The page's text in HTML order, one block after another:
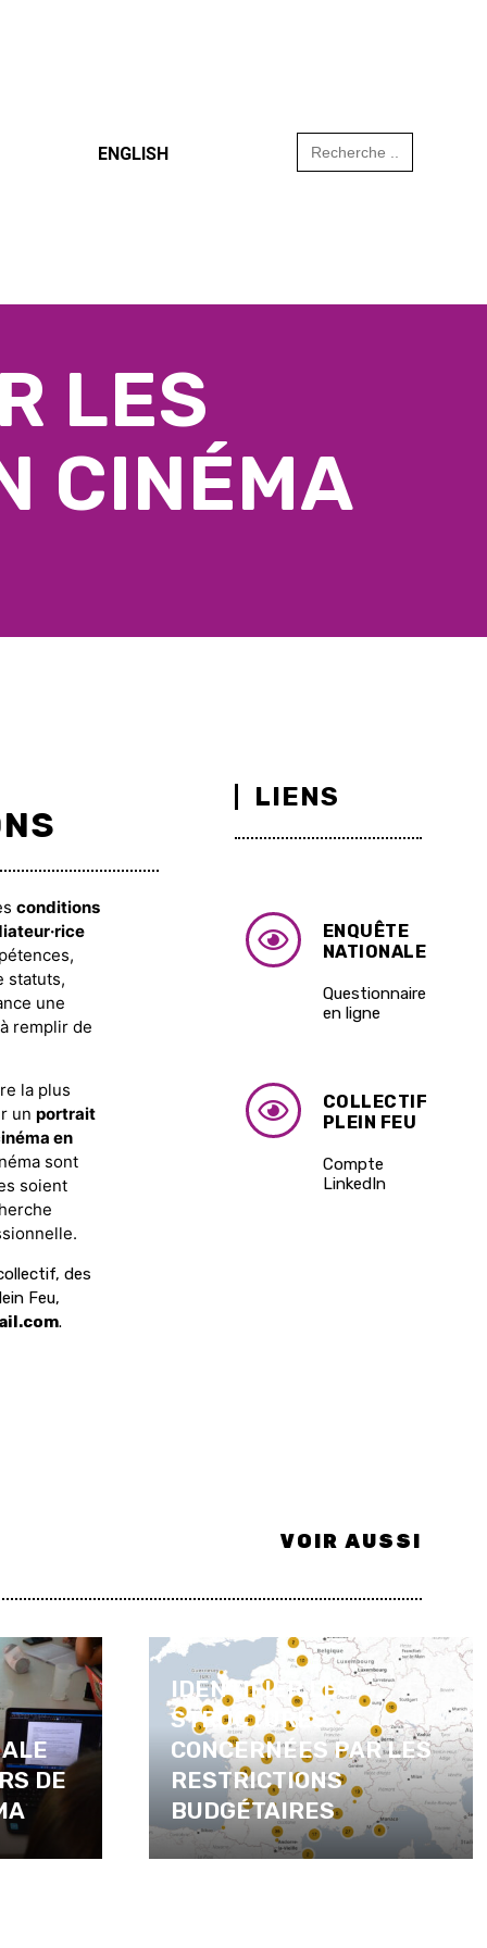
ENGLISH
Search
for:
LES
CINÉMA
conditions
statuts,
une
remplir de
la plus
unportrait
en
sont
soient
des
Feu,
.
LIENS
ENQUÊTE
NATIONALE
Questionnaire
en ligne
COLLECTIF
PLEIN FEU
Compte
LinkedIn
VOIR AUSSI
DE
IDENTIFIER LES
STRUCTURES
CONCERNÉES PAR LES
RESTRICTIONS
BUDGÉTAIRES